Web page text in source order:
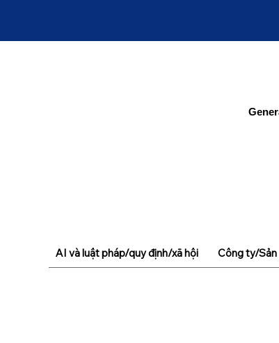
AI và luật pháp/quy định/xã hội Công ty/